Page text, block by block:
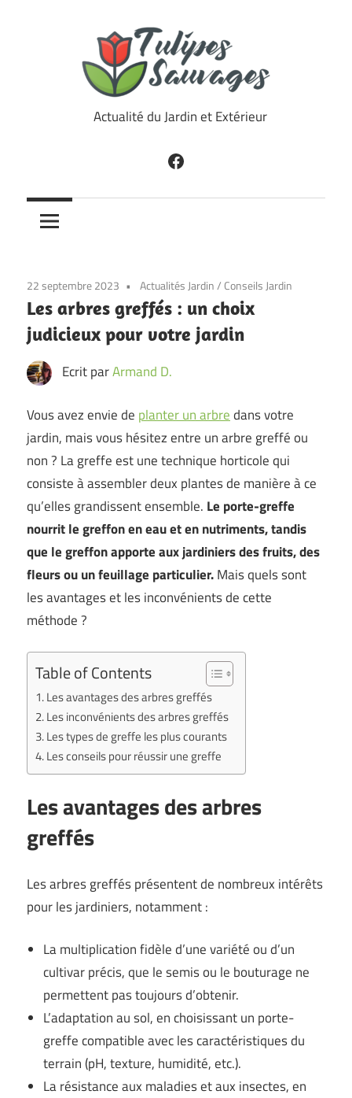
TulipesActualité du Jardin et Extérieur
Facebook
22 septembre 2023 Actualités Jardin/ Conseils Jardin
Les arbres greffés : un choix
judicieux pour votre jardin
Ecrit parArmand D.
Vous avez envie de planter un arbredans votre
jardin, mais vous hésitez entre un arbre greffé ou
non ? La greffe est une technique horticole qui
consiste à assembler deux plantes de manière à ce
qu’elles grandissent ensemble. Le porte-greffe
nourrit le greffon en eau et en nutriments, tandis
que le greffon apporte aux jardiniers des fruits, des
fleurs ou un feuillage particulier.Mais quels sont
les avantages et les inconvénients de cette
méthode ?
Table of Contents
Les avantages des arbres greffés
Les inconvénients des arbres greffés
Les types de greffe les plus courants
Les conseils pour réussir une greffe
Les avantages des arbres
greffés
Les arbres greffés présentent de nombreux intérêts
pour les jardiniers, notamment :
La multiplication fidèle d’une variété ou d’un
cultivar précis, que le semis ou le bouturage ne
permettent pas toujours d’obtenir.
L’adaptation au sol, en choisissant un porte-
greffe compatible avec les caractéristiques du
terrain (pH, texture, humidité, etc.).
La résistance aux maladies et aux insectes, en